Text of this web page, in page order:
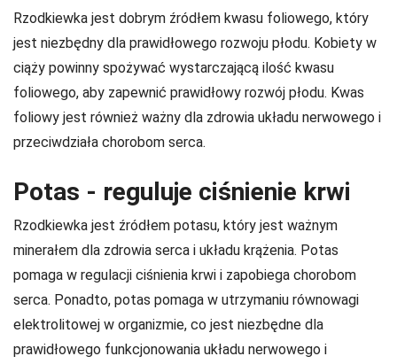
Rzodkiewka jest dobrym źródłem kwasu foliowego, który
jest niezbędny dla prawidłowego rozwoju płodu. Kobiety w
ciąży powinny spożywać wystarczającą ilość kwasu
foliowego, aby zapewnić prawidłowy rozwój płodu. Kwas
foliowy jest również ważny dla zdrowia układu nerwowego i
przeciwdziała chorobom serca.
Potas - reguluje ciśnienie krwi
Rzodkiewka jest źródłem potasu, który jest ważnym
minerałem dla zdrowia serca i układu krążenia. Potas
pomaga w regulacji ciśnienia krwi i zapobiega chorobom
serca. Ponadto, potas pomaga w utrzymaniu równowagi
elektrolitowej w organizmie, co jest niezbędne dla
prawidłowego funkcjonowania układu nerwowego i